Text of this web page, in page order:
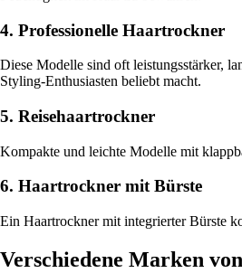
4. Professionelle Haartrockner
Diese Modelle sind oft leistungsstärker,
Styling-Enthusiasten beliebt macht.
5. Reisehaartrockner
Kompakte und leichte Modelle mit
6. Haartrockner mit Bürste
Ein Haartrockner mit integrierter Bürste
Verschiedene Marken